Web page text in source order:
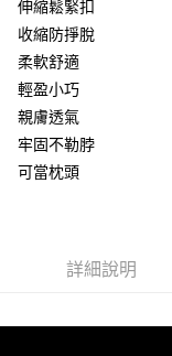
易，需依本服務之必要
權轉讓予恩沛科技股份有
２．關於個人資料處理
３．未成年的使用者請
「AFTEE先享後付」，
任。
４．使用「AFTEE先享
時審查核予不同之上限
伸縮鬆緊扣
收縮防掙脫
柔軟舒適
輕盈小巧
親膚透氣
牢固不勒脖
可當枕頭
詳細說明